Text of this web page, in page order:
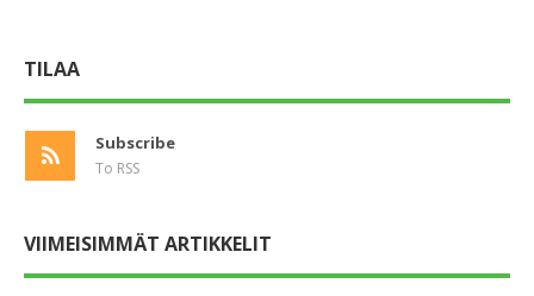
TILAA
Subscribe
To RSS
VIIMEISIMMÄT ARTIKKELIT